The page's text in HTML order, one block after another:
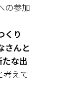
の参加
くり
さんと
な出
考えて